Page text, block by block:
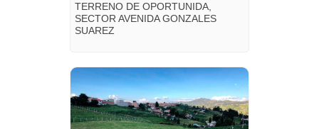
TERRENO DE OPORTUNIDA,
SECTOR AVENIDA GONZALES
SUAREZ